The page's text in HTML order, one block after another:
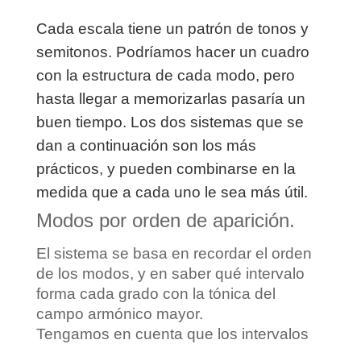
Cada escala tiene un patrón de tonos y
semitonos. Podríamos hacer un cuadro
con la estructura de cada modo, pero
hasta llegar a memorizarlas pasaría un
buen tiempo. Los dos sistemas que se
dan a continuación son los más
prácticos, y pueden combinarse en la
medida que a cada uno le sea más útil.
Modos por orden de aparición.
El sistema se basa en recordar el orden
de los modos, y en saber qué intervalo
forma cada grado con la tónica del
campo armónico mayor.
Tengamos en cuenta que los intervalos